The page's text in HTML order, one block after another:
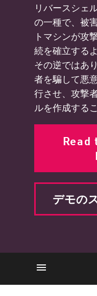
リバースシェ
の一種で、被
トマシンが攻
続を確立する
その逆ではあ
者を騙して悪
行させ、攻撃
ルを作成する
デモの